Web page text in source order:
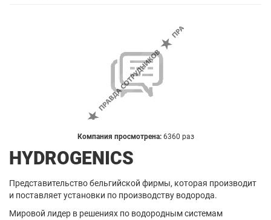
Компания просмотрена: 6360 раз
HYDROGENICS
Представительство бельгийской фирмы, которая производит
и поставляет установки по производству водорода.
Мировой лидер в решениях по водородным системам